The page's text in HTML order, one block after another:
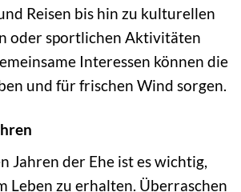
Reisen bis hin zu kulturellen
oder sportlichen Aktivitäten
Interessen können die
und für frischen Wind sorgen.
Jahren der Ehe ist es wichtig,
Leben zu erhalten. Überraschen